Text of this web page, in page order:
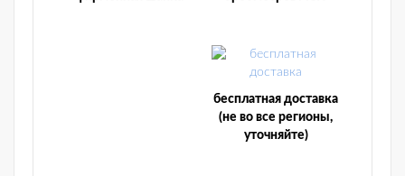
бесплатная доставка
(не во все регионы,
уточняйте)